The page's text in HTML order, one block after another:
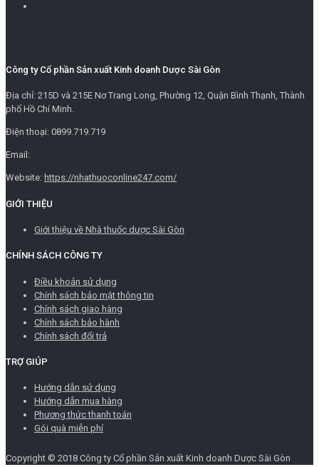
Công ty Cổ phần Sản xuất Kinh doanh Dược Sài Gòn
Địa chỉ: 215D và 215E Nơ Trang Long, Phường 12, Quận Bình Thạnh, Thành
phố Hồ Chí Minh.
Điện thoại: 0899.719.719
Email:
Website: https://nhathuoconline247.com/
GIỚI THIỆU
Giới thiệu về Nhà thuốc dược Sài Gòn
CHÍNH SÁCH CÔNG TY
Điều khoản sử dụng
Chính sách bảo mật thông tin
Chính sách giao hàng
Chính sách bảo hành
Chính sách đổi trả
TRỢ GIÚP
Hướng dẫn sử dụng
Hướng dẫn mua hàng
Phương thức thanh toán
Gói quà miễn phí
Copyright © 2018 Công ty Cổ phần Sản xuất Kinh doanh Dược Sài Gòn